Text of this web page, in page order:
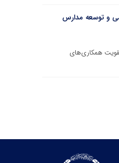
و توسعه مدارس
همکاری‌های